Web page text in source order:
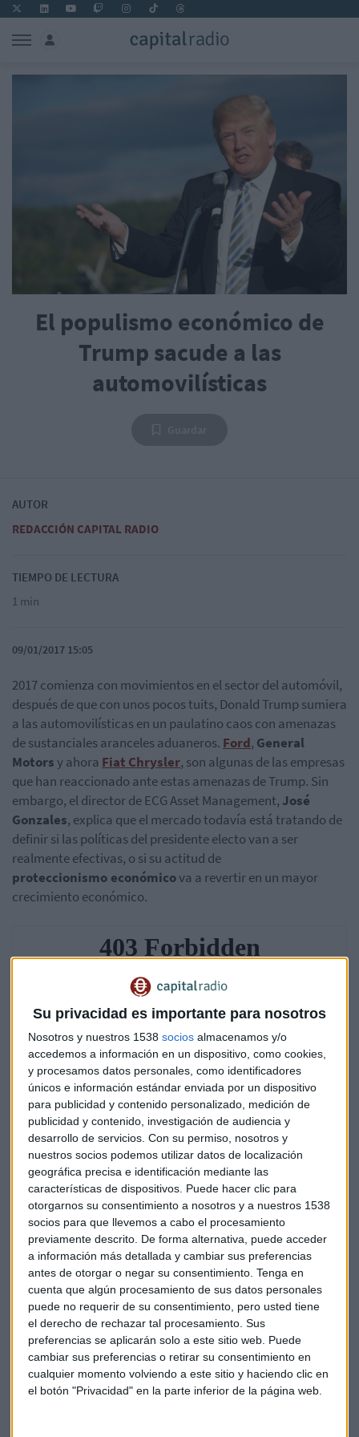
Su privacidad es importante para nosotros
Nosotros y nuestros 1538 socios almacenamos y/o
accedemos a información en un dispositivo, como cookies,
y procesamos datos personales, como identificadores
únicos e información estándar enviada por un dispositivo
para publicidad y contenido personalizado, medición de
publicidad y contenido, investigación de audiencia y
desarrollo de servicios. Con su permiso, nosotros y
nuestros socios podemos utilizar datos de localización
geográfica precisa e identificación mediante las
características de dispositivos. Puede hacer clic para
otorgarnos su consentimiento a nosotros y a nuestros 1538
socios para que llevemos a cabo el procesamiento
previamente descrito. De forma alternativa, puede acceder
a información más detallada y cambiar sus preferencias
antes de otorgar o negar su consentimiento. Tenga en
cuenta que algún procesamiento de sus datos personales
puede no requerir de su consentimiento, pero usted tiene
el derecho de rechazar tal procesamiento. Sus
preferencias se aplicarán solo a este sitio web. Puede
cambiar sus preferencias o retirar su consentimiento en
cualquier momento volviendo a este sitio y haciendo clic en
el botón "Privacidad" en la parte inferior de la página web.
El populismo económico de
Trump sacude a las
automovilísticas
AUTOR
REDACCIÓN CAPITAL RADIO
TIEMPO DE LECTURA
1 min
09/01/2017 15:05
2017 comienza con movimientos en el sector del automóvil,
después de que con unos pocos tuits, Donald Trump sumiera
a las automovilísticas en un paulatino caos con amenazas
de sustanciales aranceles aduaneros. Ford, General
Motorsy ahora Fiat Chrysler, son algunas de las empresas
que han reaccionado ante estas amenazas de Trump. Sin
embargo, el director de ECG Asset Management, José
Gonzales, explica queel mercado todavía está tratando de
definir si las políticas del presidente electo van a ser
realmente efectivas, o si su actitud de
proteccionismo económicova a revertir en un mayor
crecimiento económico.
José Gonzales advierte de que, tanto los anuncios de Donald
Trump de recuperar empleo en el sector, como de las
compañías automovilísticas de generar trabajos, son
marginales de cara a la recuperación de la actividad
económica y un simplereflejo del "populismo
económico".
Empresas Mercado Trump Amenazas